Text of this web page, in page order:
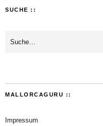
SUCHE ::
MALLORCAGURU ::
Impressum